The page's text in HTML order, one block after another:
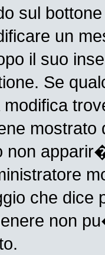
sul
un
il suo
Se
mostrato
non
che
non